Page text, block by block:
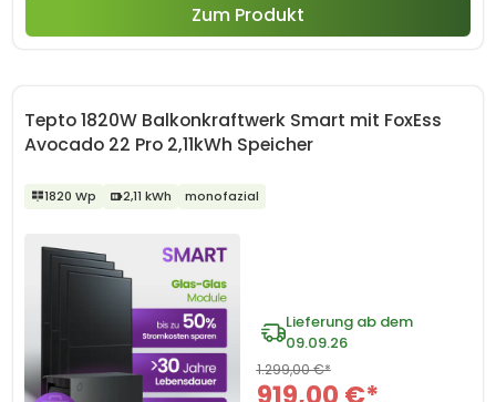
Zum Produkt
Tepto 1820W Balkonkraftwerk Smart mit FoxEss
Avocado 22 Pro 2,11kWh Speicher
1820 Wp 2,11 kWh monofazial
Lieferung ab dem
09.09.26
1.299,00 €*